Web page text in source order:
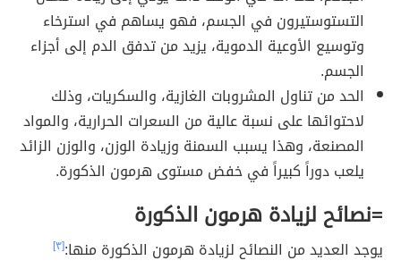
التستوستيرون في الجسم، فهو يساهم في استرخاء
وتوسيع الأوعية الدموية، يزيد من تدفق الدم إلى أجزاء
الجسم.
الحد من تناول المشروبات الغازية، والسكريات، وذلك
لاحتوائها على نسبة عالية من السعرات الحرارية، والمواد
المصنعة، وهذا يسبب السمنة وزيادة الوزن، والوزن الزائد
يلعب دوراً كبيراً في خفض مستوى هرمون الذكورة.
=نصائح لزيادة هرمون الذكورة
يوجد العديد من النصائح لزيادة هرمون الذكورة منها:[٣]